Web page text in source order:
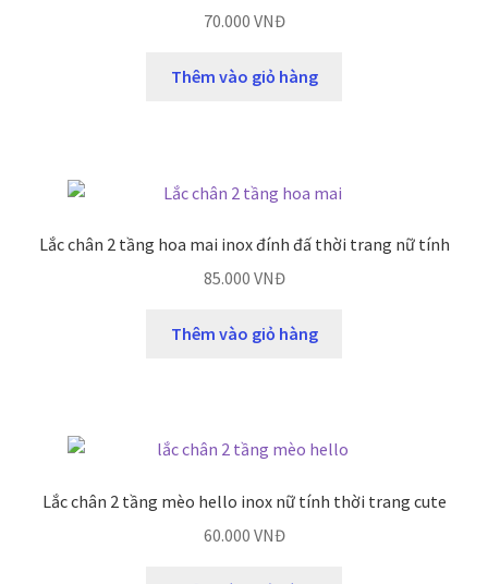
70.000 VNĐ
Thêm vào giỏ hàng
Lắc chân 2 tầng hoa mai inox đính đấ thời trang nữ tính
85.000 VNĐ
Thêm vào giỏ hàng
Lắc chân 2 tầng mèo hello inox nữ tính thời trang cute
60.000 VNĐ